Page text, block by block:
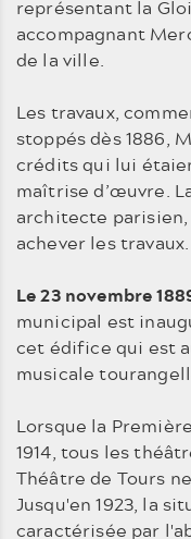
représentant la
accompagnant
de la ville.
Les travaux,
stoppés dès 1886,
crédits qui lui
maîtrise d’œuvre.
architecte
achever les travaux.
Le 23 novembre
municipal est
cet édifice qui est
musicale
Lorsque la
1914, tous les
Théâtre de Tours
Jusqu'en 1923, la
caractérisée par